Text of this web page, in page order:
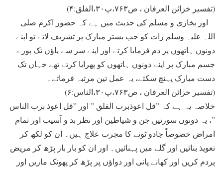
(تفسیر خزائن العرفان ، ص۷۶۳،پ۳۰،الفلق:۴)
اور بخاری و مسلم کی حدیث میں ہے کہ حضور اکرم صلی
اللہ علیہ وسلم رات کو جب بستر مبارک پر تشریف لاتے تو اپنے
دونوں ہاتھوں پر دم فرمایا کرتے اور اپنے سر سے پاؤں تک پورے
جسم مبارک پر اپنے دونوں ہاتھوں کو پھرایا کرتے تھے جہاں تک
دست مبارک پہنچ سکتے، یہ عمل تین مرتبہ فرماتے۔
(تفسیر خزائن العرفان ، ص۷۶۳،پ۳۰،الناس:۶)
خلاصہ یہ ہے کہ ”قل اعوذبرب الفلق ” اور ”قل اعوذ برب الناس
”، یہ دونوں سورتیں جن و شیاطین اور نظر بد و آسیب اور تمام
امراض خصوصاً جادو ٹونے کا مجرب علاج ہیں۔ ان کو لکھ کر
تعویذ بنائیں اور گلے میں پہنائیں۔ اور ان کو بار بار پڑھ کر مریض
پردم کریں اور کھانے پانی اور دواؤں پر پڑھ کر پھونک ماریں اور